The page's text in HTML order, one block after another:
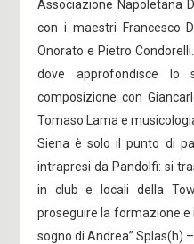
Associazione Napoletana
con i maestri Francesco
Onorato e Pietro
dove approfondisce lo
composizione con
Tomaso Lama e
Siena è solo il punto di
intrapresi da Pandolfi: si
in club e locali della
proseguire la formazione e
sogno di Andrea” Splas(h) –